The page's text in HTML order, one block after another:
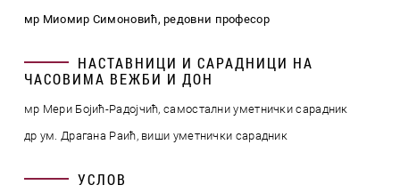
мр Миомир Симоновић, редовни професор
НАСТАВНИЦИ И САРАДНИЦИ НА
ЧАСОВИМА ВЕЖБИ И ДОН
мр Мери Бојић-Радојчић, самостални уметнички сарадник
др ум. Драгана Раић, виши уметнички сарадник
УСЛОВ